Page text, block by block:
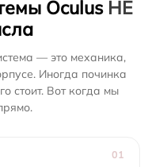
Oculus НЕ
— это механика,
Иногда починка
стоит. Вот когда мы
01